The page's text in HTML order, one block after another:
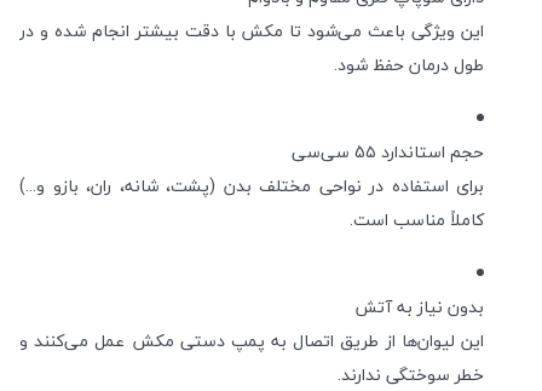
این ویژگی باعث می‌شود تا مکش با دقت بیشتر انجام شده و در
طول درمان حفظ شود.
حجم استاندارد 5۵ سی‌سی
برای استفاده در نواحی مختلف بدن (پشت، شانه، ران، بازو و...)
کاملاً مناسب است.
بدون نیاز به آتش
این لیوان‌ها از طریق اتصال به پمپ دستی مکش عمل می‌کنند و
خطر سوختگی ندارند.